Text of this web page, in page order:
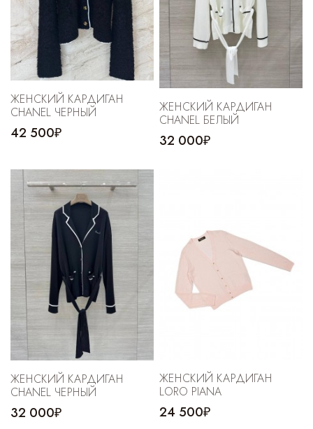
ЖЕНСКИЙ КАРДИГАН
CHANEL ЧЕРНЫЙ
42 500₽
ЖЕНСКИЙ КАРДИГАН
CHANEL БЕЛЫЙ
32 000₽
ЖЕНСКИЙ КАРДИГАН
CHANEL ЧЕРНЫЙ
32 000₽
ЖЕНСКИЙ КАРДИГАН
LORO PIANA
24 500₽